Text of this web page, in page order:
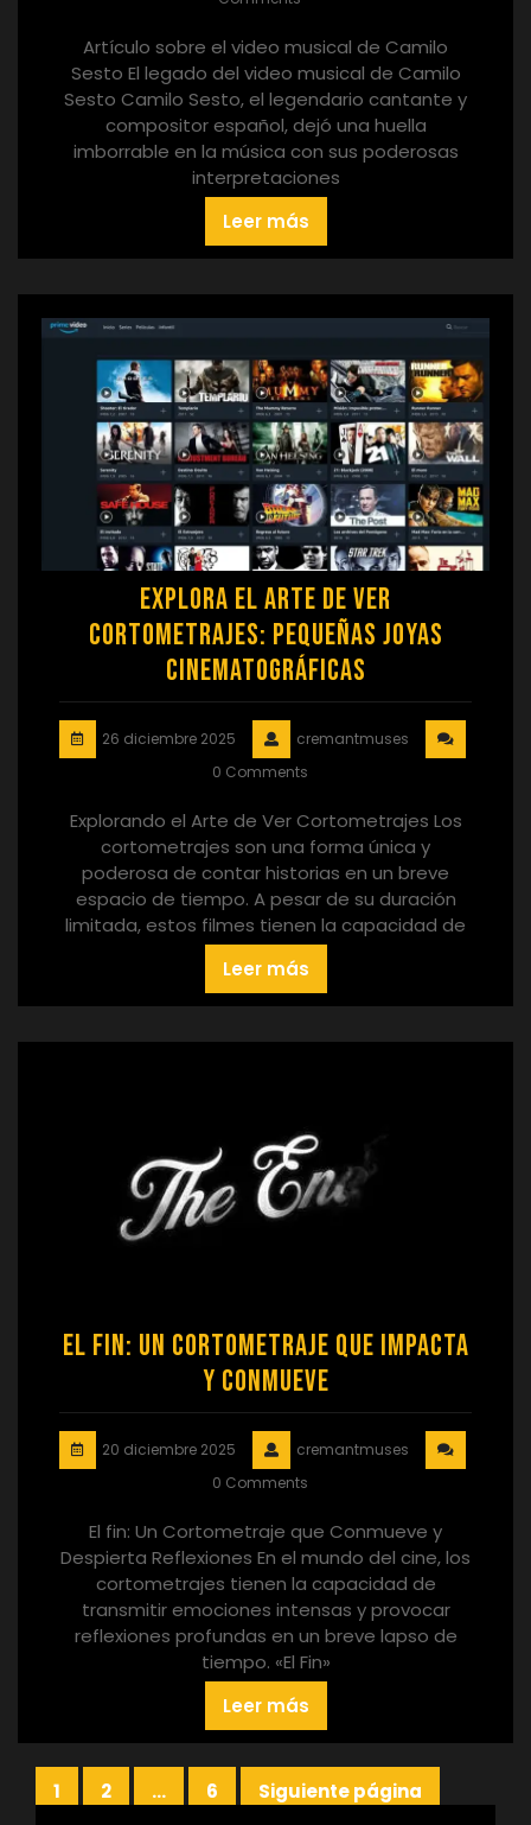
Artículo sobre el video musical de Camilo
Sesto El legado del video musical de Camilo
Sesto Camilo Sesto, el legendario cantante y
compositor español, dejó una huella
imborrable en la música con sus poderosas
interpretaciones
Leer más
Explora el Arte de Ver
Cortometrajes: Pequeñas Joyas
Cinematográficas
26 diciembre 2025
cremantmuses
0 Comments
Explorando el Arte de Ver Cortometrajes Los
cortometrajes son una forma única y
poderosa de contar historias en un breve
espacio de tiempo. A pesar de su duración
limitada, estos filmes tienen la capacidad de
Leer más
El Fin: Un Cortometraje que Impacta
y Conmueve
20 diciembre 2025
cremantmuses
0 Comments
El fin: Un Cortometraje que Conmueve y
Despierta Reflexiones En el mundo del cine, los
cortometrajes tienen la capacidad de
transmitir emociones intensas y provocar
reflexiones profundas en un breve lapso de
tiempo. «El Fin»
Leer más
Paginación
Página
1 Página
2 … Página
6
Siguiente página